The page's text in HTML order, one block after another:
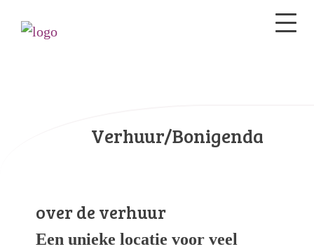
Verhuur/Bonigenda
over de verhuur
Een unieke locatie voor veel